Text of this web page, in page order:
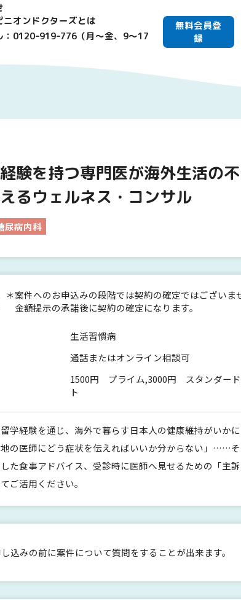
ニオンドクターズとは
：0120ｰ919ｰ776（月～金、9～17
無料会員登
録
験を持つ専門医が海外生活の
るウェルネス・コンサル
尿病内科
＊案件へのお申込みの段階では契約の確定ではございま
金額提示の承諾後に契約の確定になります。
生活習慣病
通話またはオンライン相談可
1500円 プライム,3000円 スタンダー
ト
学経験を通じ、海外で暮らす日本人の健康維持がいか
の医師にどう症状を伝えればいいか分からない」……
た食事アドバイス、受診時に医師へ見せるための「主
ご活用ください。
込みの前に案件について質問をすることが出来ます。